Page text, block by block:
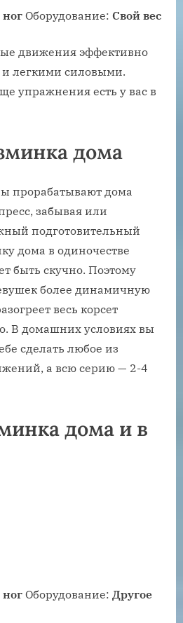
Оборудование: Свой вес
движения эффективно
и легкими силовыми.
упражнения есть у вас в
дома
прорабатывают дома
забывая или
подготовительный
дома в одиночестве
быть скучно. Поэтому
более динамичную
весь корсет
В домашних условиях вы
сделать любое из
а всю серию — 2-4
дома и в
Оборудование: Другое